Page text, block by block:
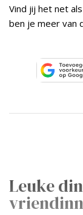
Vind jij het net
ben je meer van
Leuke